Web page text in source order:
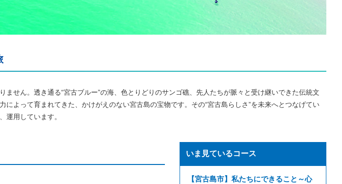
せん。透き通る“宮古ブルー”の海、色とりどりのサンゴ礁、先人たちが脈々と受け継いできた伝統文
よって育まれてきた、かけがえのない宮古島の宝物です。その“宮古島らしさ”を未来へとつなげてい
運用しています。
いま見ているコース
【宮古島市】私たちにできること～心